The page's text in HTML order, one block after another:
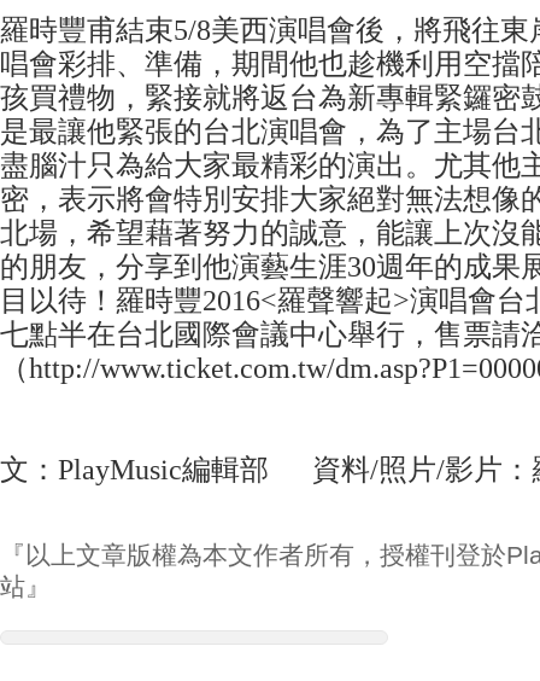
羅時豐甫結束5/8美西演唱會後，將飛往東
唱會彩排、準備，期間他也趁機利用空擋
孩買禮物，緊接就將返台為新專輯緊鑼密
是最讓他緊張的台北演唱會，為了主場台
盡腦汁只為給大家最精彩的演出。尤其他
密，表示將會特別安排大家絕對無法想像
北場，希望藉著努力的誠意，能讓上次沒
的朋友，分享到他演藝生涯30週年的成果
目以待！羅時豐2016<羅聲響起>演唱會台
七點半在台北國際會議中心舉行，售票請
（http://www.ticket.com.tw/
文：PlayMusic編輯部 資料/照片/影片：
『以上文章版權為本文作者所有，授權刊登於
站』